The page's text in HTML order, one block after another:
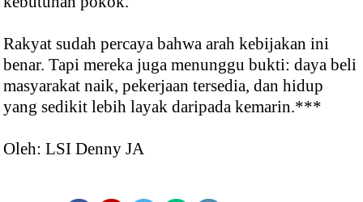
Rakyat sudah percaya bahwa arah kebijakan ini
benar. Tapi mereka juga menunggu bukti: daya beli
masyarakat naik, pekerjaan tersedia, dan hidup
yang sedikit lebih layak daripada kemarin.***
Oleh: LSI Denny JA